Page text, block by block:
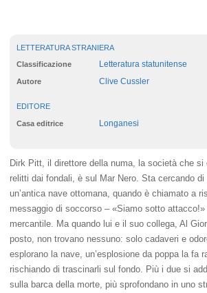
LETTERATURA STRANIERA
Classificazione Letteratura statunitense
Autore Clive Cussler
EDITORE
Casa editrice Longanesi
Dirk Pitt, il direttore della numa, la società che si
relitti dai fondali, è sul Mar Nero. Sta cercando
un’antica nave ottomana, quando è chiamato a
messaggio di soccorso – «Siamo sotto
mercantile. Ma quando lui e il suo collega, Al
posto, non trovano nessuno: solo cadaveri e
esplorano la nave, un’esplosione da poppa la fa
rischiando di trascinarli sul fondo. Più i due si
sulla barca della morte, più sprofondano in uno